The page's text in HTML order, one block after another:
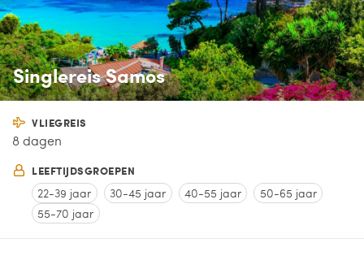
Singlereis Samos
VLIEGREIS
8 dagen
LEEFTIJDSGROEPEN
22-39 jaar 30-45 jaar 40-55 jaar
50-65 jaar
55-70 jaar